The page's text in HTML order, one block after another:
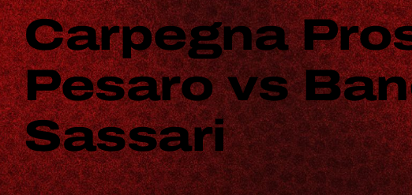
Carpegna
Pesaro vs
Sassari